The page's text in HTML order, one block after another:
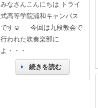
みなさんこんにちは トライ
式高等学院浦和キャンパス
です☺️ 今回は九段教会で
行われた吹奏楽部に
よ・・・
続きを読む